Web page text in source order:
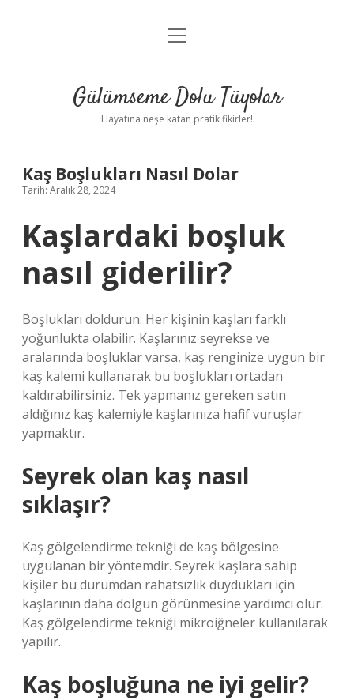
Anasayfa
Yasal Uyarı
menüyü
Gülümseme Dolu Tüyolar
Hayatına neşe katan pratik fikirler!
Kaş Boşlukları Nasıl Dolar
Tarih: Aralık 28, 2024
Kaşlardaki boşluk
nasıl giderilir?
Boşlukları doldurun: Her kişinin kaşları farklı
yoğunlukta olabilir. Kaşlarınız seyrekse ve
aralarında boşluklar varsa, kaş renginize uygun bir
kaş kalemi kullanarak bu boşlukları ortadan
kaldırabilirsiniz. Tek yapmanız gereken satın
aldığınız kaş kalemiyle kaşlarınıza hafif vuruşlar
yapmaktır.
Seyrek olan kaş nasıl
sıklaşır?
Kaş gölgelendirme tekniği de kaş bölgesine
uygulanan bir yöntemdir. Seyrek kaşlara sahip
kişiler bu durumdan rahatsızlık duydukları için
kaşlarının daha dolgun görünmesine yardımcı olur.
Kaş gölgelendirme tekniği mikroiğneler kullanılarak
yapılır.
Kaş boşluğuna ne iyi gelir?